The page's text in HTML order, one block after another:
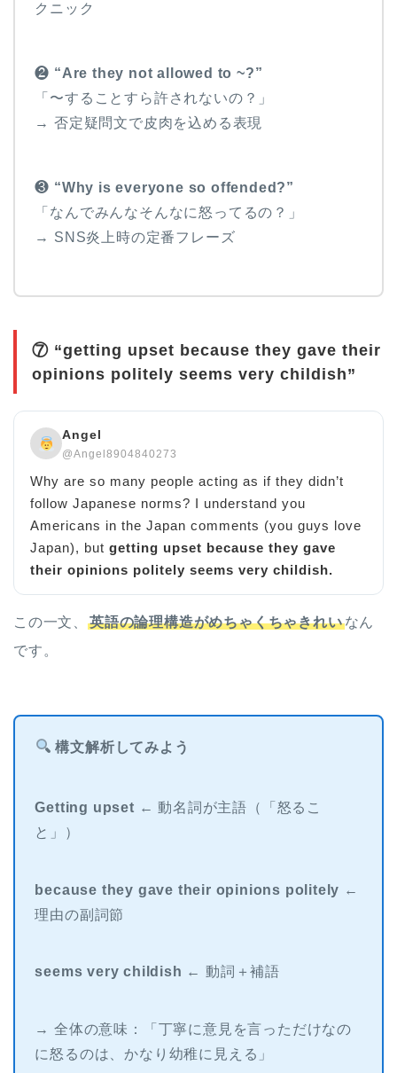
クニック
❷ “Are they not allowed to ~?”
「〜することすら許されないの？」
→ 否定疑問文で皮肉を込める表現
❸ “Why is everyone so offended?”
「なんでみんなそんなに怒ってるの？」
→ SNS炎上時の定番フレーズ
⑦ “getting upset because they gave their
opinions politely seems very childish”
Angel
@Angel8904840273
Why are so many people acting as if they didn’t
follow Japanese norms? I understand you
Americans in the Japan comments (you guys love
Japan), butgetting upset because they gave
their opinions politely seems very childish.
この一文、 英語の論理構造がめちゃくちゃきれいなん
です。
構文解析してみよう
Getting upset ← 動名詞が主語（「怒るこ
と」）
because they gave their opinions politely ←
理由の副詞節
seems very childish ← 動詞＋補語
→ 全体の意味：「丁寧に意見を言っただけなの
に怒るのは、かなり幼稚に見える」